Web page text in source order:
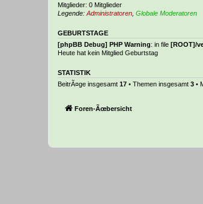
Mitglieder: 0 Mitglieder
Legende: Administratoren Globale Moderatoren
GEBURTSTAGE
[phpBB Debug] PHP Warning: in file [ROOT]/
Heute hat kein Mitglied Geburtstag
STATISTIK
BeitrÃ¤ge insgesamt 17 • Themen insgesamt 3 •
Foren-Ãœbersicht